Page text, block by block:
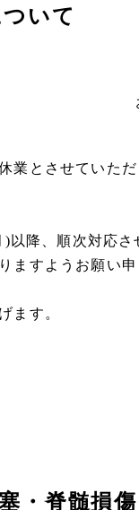
いて
業とさせていただ
以降、順次対応さ
ますようお願い申
ます。
・脊髄損